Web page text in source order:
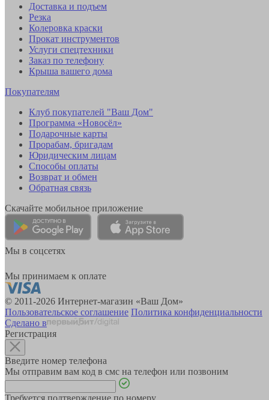
Доставка и подъем
Резка
Колеровка краски
Прокат инструментов
Услуги спецтехники
Заказ по телефону
Крыша вашего дома
Покупателям
Клуб покупателей "Ваш Дом"
Программа «Новосёл»
Подарочные карты
Прорабам, бригадам
Юридическим лицам
Способы оплаты
Возврат и обмен
Обратная связь
Скачайте мобильное приложение
Мы в соцсетях
Мы принимаем к оплате
© 2011-2026 Интернет-магазин «Ваш Дом»
Пользовательское соглашение Политика конфиденциальности
Сделано в
Регистрация
Введите номер телефона
Мы отправим вам код в смс на телефон или позвоним